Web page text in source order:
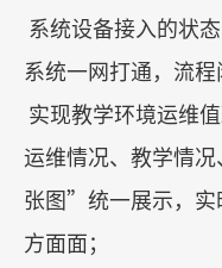
系统设备接入的状
系统一网打通，流程
实现教学环境运维
运维情况、教学情
张图” 统一展示，实
方面面；